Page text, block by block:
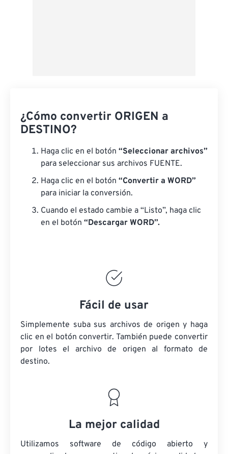
¿Cómo convertir ORIGEN a
DESTINO?
Haga clic en el botón “Seleccionar archivos”
para seleccionar sus archivos FUENTE.
Haga clic en el botón “Convertir a WORD”
para iniciar la conversión.
Cuando el estado cambie a “Listo”, haga clic
en el botón “Descargar WORD”.
Fácil de usar
Simplemente suba sus archivos de origen y haga
clic en el botón convertir. También puede convertir
por lotes el archivo de origen al formato de
destino.
La mejor calidad
Utilizamos software de código abierto y